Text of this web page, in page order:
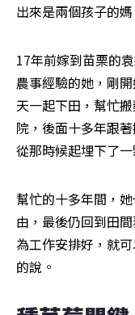
出來是兩個孩子的
17年前嫁到苗栗的
農事經驗的她，剛
天一起下田，幫忙
院，後面十多年跟
從那時候起埋下了
幫忙的十多年間，
由，最後仍回到田
為工作安排好，就
的說。